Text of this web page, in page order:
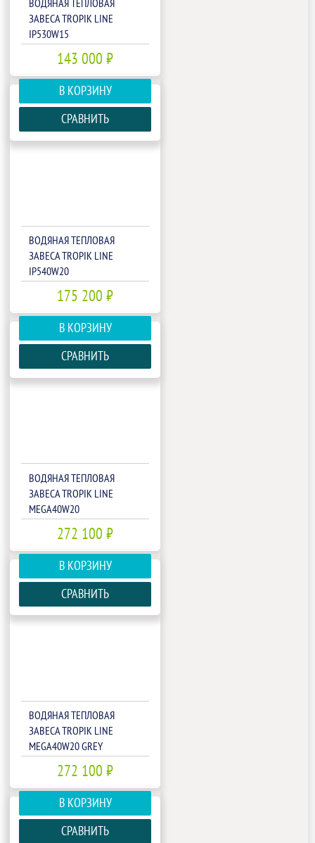
ВОДЯНАЯ ТЕПЛОВАЯ
ЗАВЕСА TROPIK LINE
IP530W15
143 000 ₽
В КОРЗИНУ
СРАВНИТЬ
ВОДЯНАЯ ТЕПЛОВАЯ
ЗАВЕСА TROPIK LINE
IP540W20
175 200 ₽
В КОРЗИНУ
СРАВНИТЬ
ВОДЯНАЯ ТЕПЛОВАЯ
ЗАВЕСА TROPIK LINE
MEGA40W20
272 100 ₽
В КОРЗИНУ
СРАВНИТЬ
ВОДЯНАЯ ТЕПЛОВАЯ
ЗАВЕСА TROPIK LINE
MEGA40W20 GREY
272 100 ₽
В КОРЗИНУ
СРАВНИТЬ